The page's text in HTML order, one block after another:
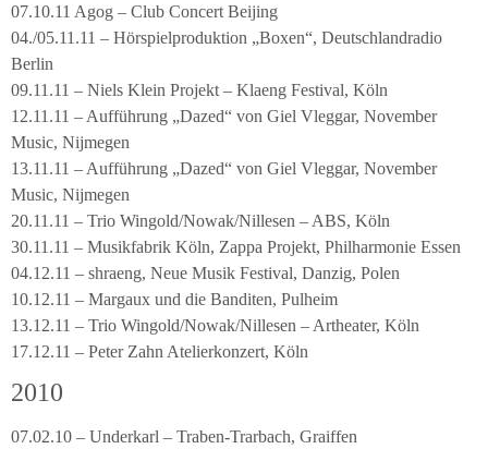
07.10.11 Agog – Club Concert Beijing
04./05.11.11 – Hörspielproduktion „Boxen“, Deutschlandradio
Berlin
09.11.11 – Niels Klein Projekt – Klaeng Festival, Köln
12.11.11 – Aufführung „Dazed“ von Giel Vleggar, November
Music, Nijmegen
13.11.11 – Aufführung „Dazed“ von Giel Vleggar, November
Music, Nijmegen
20.11.11 – Trio Wingold/Nowak/Nillesen – ABS, Köln
30.11.11 – Musikfabrik Köln, Zappa Projekt, Philharmonie Essen
04.12.11 – shraeng, Neue Musik Festival, Danzig, Polen
10.12.11 – Margaux und die Banditen, Pulheim
13.12.11 – Trio Wingold/Nowak/Nillesen – Artheater, Köln
17.12.11 – Peter Zahn Atelierkonzert, Köln
2010
07.02.10 – Underkarl – Traben-Trarbach, Graiffen